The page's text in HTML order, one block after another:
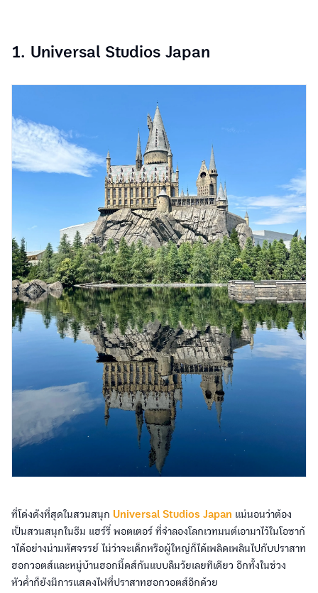
1. Universal Studios Japan
ที่โด่งดังที่สุดในสวนสนุก Universal Studios Japan แน่นอนว่าต้อง
เป็นสวนสนุกในธีม แฮร์รี่ พอตเตอร์ ที่จำลองโลกเวทมนต์เอามาไว้ในโอซาก้
าได้อย่างน่ามหัศจรรย์ ไม่ว่าจะเด็กหรือผู้ใหญ่ก็ได้เพลิดเพลินไปกับปราสาท
ฮอกวอตส์และหมู่บ้านฮอกมี้ดส์กันแบบลืมวัยเลยทีเดียว อีกทั้งในช่วง
หัวค่ำก็ยังมีการแสดงไฟที่ปราสาทฮอกวอตส์อีกด้วย